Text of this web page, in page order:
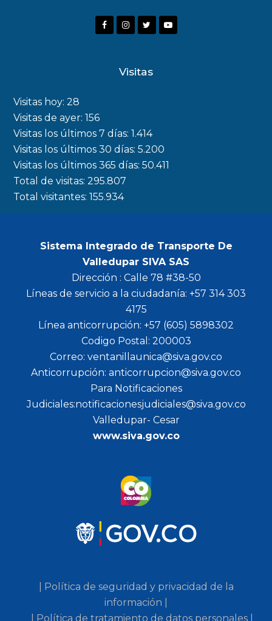
F
o
k
I
a
m
r
Y
Visitas
Visitas hoy:28
Visitas de ayer:156
Visitas los últimos 7 días:1.414
Visitas los últimos 30 días:5.200
Visitas los últimos 365 días:50.411
Total de visitas:295.807
Total visitantes:155.934
Sistema Integrado de Transporte De
Valledupar SIVA SAS
Dirección : Calle 78 #38-50
Líneas de servicio a la ciudadanía: +57 314 303
4175
Línea anticorrupción: +57 (605) 5898302
Codigo Postal: 200003
Correo: ventanillaunica@siva.gov.co
Anticorrupción: anticorrupcion@siva.gov.co
Para Notificaciones
Judiciales:notificacionesjudiciales@siva.gov.co
Valledupar- Cesar
www.siva.gov.co
| Política de seguridad y privacidad de la
información |
| Política de tratamiento de datos personales |